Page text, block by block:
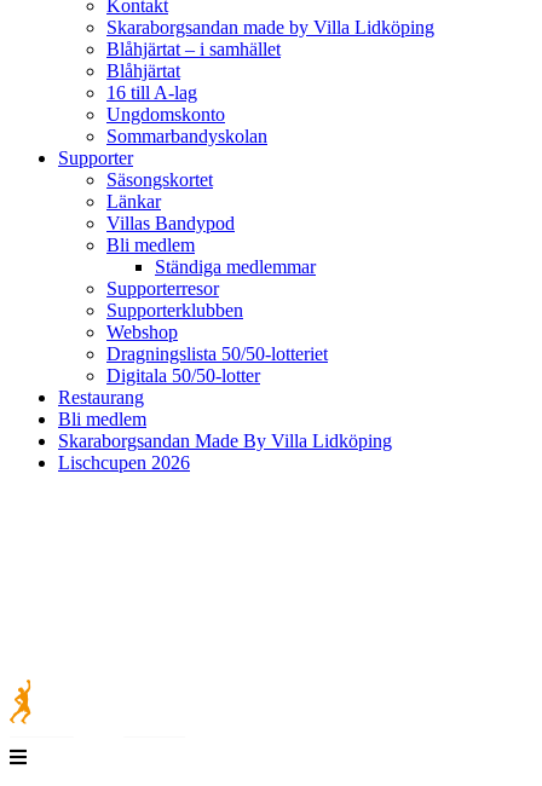
Kontakt
Skaraborgsandan made by Villa Lidköping
Blåhjärtat – i samhället
Blåhjärtat
16 till A-lag
Ungdomskonto
Sommarbandyskolan
Supporter
Säsongskortet
Länkar
Villas Bandypod
Bli medlem
Ständiga medlemmar
Supporterresor
Supporterklubben
Webshop
Dragningslista 50/50-lotteriet
Digitala 50/50-lotter
Restaurang
Bli medlem
Skaraborgsandan Made By Villa Lidköping
Lischcupen 2026